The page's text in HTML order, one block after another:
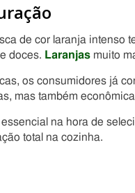
de cor laranja intenso
doces. Laranjas muito
os consumidores já
mas também
na hora de
total na cozinha.